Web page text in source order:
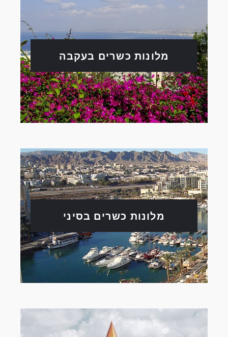
מלונות כשרים בעקבה
מלונות כשרים בסיני